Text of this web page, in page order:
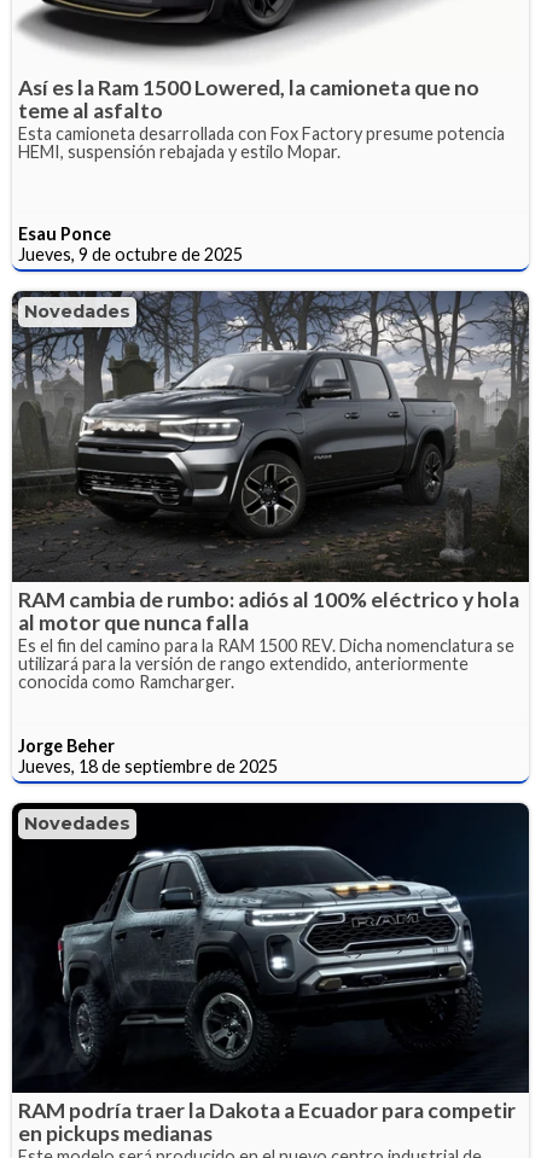
Así es la Ram 1500 Lowered, la camioneta que no
teme al asfalto
Esta camioneta desarrollada con Fox Factory presume potencia
HEMI, suspensión rebajada y estilo Mopar.
Esau Ponce
Jueves, 9 de octubre de 2025
Novedades
RAM cambia de rumbo: adiós al 100% eléctrico y hola
al motor que nunca falla
Es el fin del camino para la RAM 1500 REV. Dicha nomenclatura se
utilizará para la versión de rango extendido, anteriormente
conocida como Ramcharger.
Jorge Beher
Jueves, 18 de septiembre de 2025
Novedades
RAM podría traer la Dakota a Ecuador para competir
en pickups medianas